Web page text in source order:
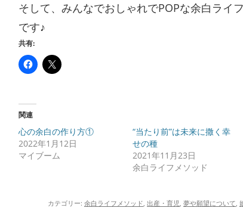
そして、みんなでおしゃれでPOPな余白ライ
です♪
共有:
関連
心の余白の作り方①
2022年1月12日
マイブーム
“当たり前”は未来に撒く幸
せの種
2021年11月23日
余白ライフメソッド
カテゴリー: 余白ライフメソッド, 出産・育児, 夢や願望について,